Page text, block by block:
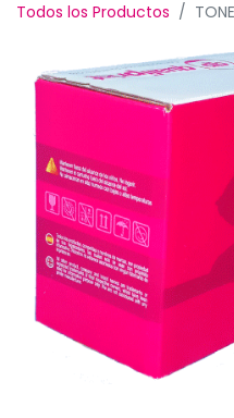
Todos los Productos